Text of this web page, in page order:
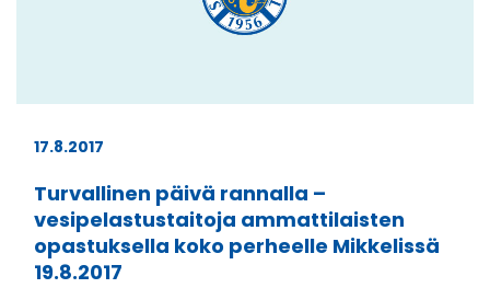
17.8.2017
Turvallinen päivä rannalla –
vesipelastustaitoja ammattilaisten
opastuksella koko perheelle Mikkelissä
19.8.2017